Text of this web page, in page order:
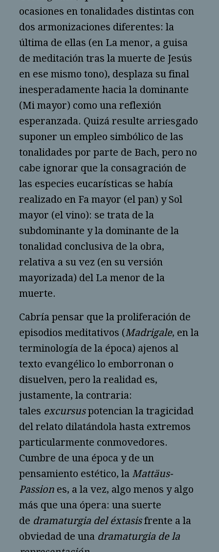
ocasiones en tonalidades distintas con
dos armonizaciones diferentes: la
última de ellas (en La menor, a guisa
de meditación tras la muerte de Jesús
en ese mismo tono), desplaza su final
inesperadamente hacia la dominante
(Mi mayor) como una reflexión
esperanzada. Quizá resulte arriesgado
suponer un empleo simbólico de las
tonalidades por parte de Bach, pero no
cabe ignorar que la consagración de
las especies eucarísticas se había
realizado en Fa mayor (el pan) y Sol
mayor (el vino): se trata de la
subdominante y la dominante de la
tonalidad conclusiva de la obra,
relativa a su vez (en su versión
mayorizada) del La menor de la
muerte.
Cabría pensar que la proliferación de
episodios meditativos (Madrigale, en la
terminología de la época) ajenos al
texto evangélico lo emborronan o
disuelven, pero la realidad es,
justamente, la contraria:
tales excursuspotencian la tragicidad
del relato dilatándola hasta extremos
particularmente conmovedores.
Cumbre de una época y de un
pensamiento estético, la Mattäus-
Passion es, a la vez, algo menos y algo
más que una ópera: una suerte
de dramaturgia del éxtasisfrente a la
obviedad de una dramaturgia de la